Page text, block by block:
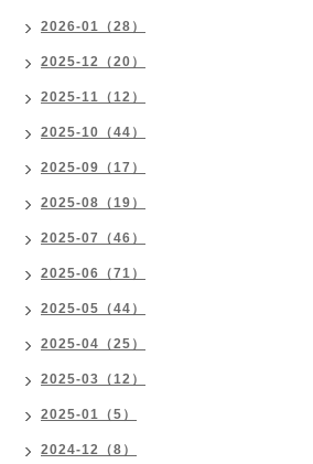
2026-01（28）
2025-12（20）
2025-11（12）
2025-10（44）
2025-09（17）
2025-08（19）
2025-07（46）
2025-06（71）
2025-05（44）
2025-04（25）
2025-03（12）
2025-01（5）
2024-12（8）